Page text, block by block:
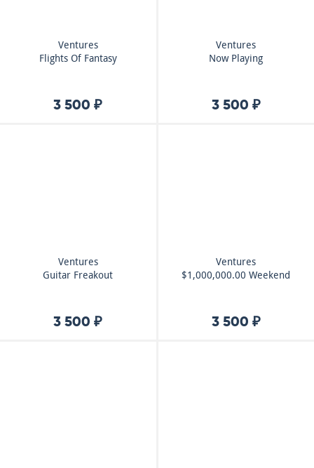
Ventures
Flights Of Fantasy
3 500 ₽
Ventures
Now Playing
3 500 ₽
Ventures
Guitar Freakout
3 500 ₽
Ventures
$1,000,000.00 Weekend
3 500 ₽